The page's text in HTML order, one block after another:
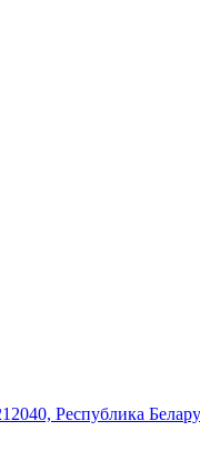
Республика